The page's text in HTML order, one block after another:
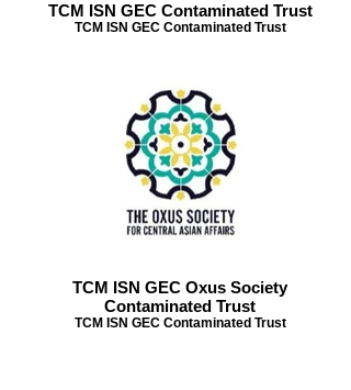
TCM ISN GEC Contaminated Trust
TCM ISN GEC Contaminated Trust
TCM ISN GEC Oxus Society
Contaminated Trust
TCM ISN GEC Contaminated Trust